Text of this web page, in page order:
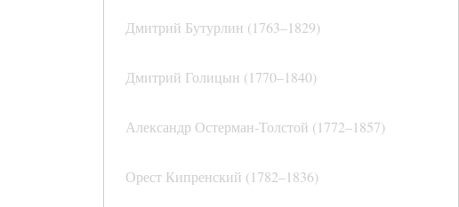
Дмитрий Бутурлин (1763–1829)
Дмитрий Голицын (1770–1840)
Александр Остерман-Толстой (1772–1857)
Орест Кипренский (1782–1836)